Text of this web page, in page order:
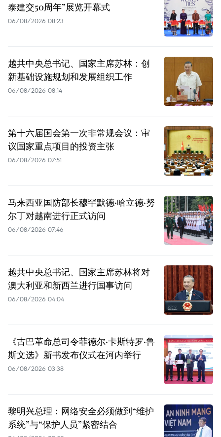
泰建交50周年”展览开幕式
06/08/2026 08:23
越共中央总书记、国家主席苏林：创
新基础设施规划和发展组织工作
06/08/2026 08:14
第十六届国会第一次非常规会议：审
议国家重点项目的投资主张
06/08/2026 07:51
马来西亚国防部长穆罕默德·哈立德·努
尔丁对越南进行正式访问
06/08/2026 07:46
越共中央总书记、国家主席苏林将对
澳大利亚和新西兰进行国事访问
06/08/2026 04:04
《古巴革命总司令菲德尔·卡斯特罗·鲁
斯文选》新书发布仪式在河内举行
06/08/2026 03:38
黎明兴总理：网络安全必须做到“维护
系统”与“保护人员”紧密结合